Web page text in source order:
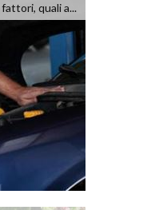
quali a...